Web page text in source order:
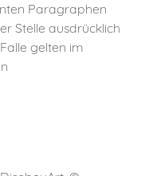
Paragraphen
Stelle ausdrücklich
gelten im